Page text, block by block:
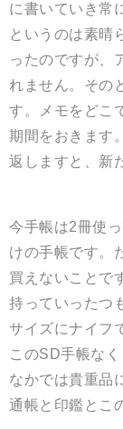
に書いていき常
というのは素晴
ったのですが、
れません。その
す。メモをどこ
期間をおきます
返しますと、新
今手帳は2冊使
けの手帳です。
買えないことで
持っていったつ
サイズにナイフ
このSD手帳な
なかでは貴重品
通帳と印鑑とこ